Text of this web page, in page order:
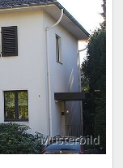
Musterbild